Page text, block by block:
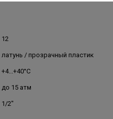
- +4...+40°С;
- 1/2";
корпуса 60 мм), 2
фитинг 3/8-JG;
12
латунь / прозрачный пластик
+4...+40°С
до 15 атм
1/2"